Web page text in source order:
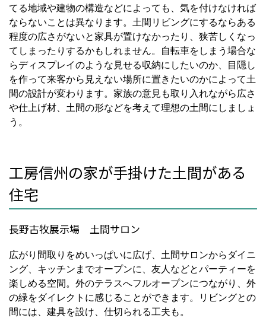
てる地域や建物の構造などによっても、気を付けなければ
ならないことは異なります。土間リビングにするならある
程度の広さがないと家具が置けなかったり、狭苦しくなっ
てしまったりするかもしれません。自転車をしまう場合な
らディスプレイのような見せる収納にしたいのか、目隠し
を作って来客から見えない場所に置きたいのかによって土
間の設計が変わります。家族の意見も取り入れながら広さ
や仕上げ材、土間の形などを考えて理想の土間にしましょ
う。
工房信州の家が手掛けた土間がある
住宅
長野古牧展示場 土間サロン
広がり間取りをめいっぱいに広げ、土間サロンからダイニ
ング、キッチンまでオープンに、友人などとパーティーを
楽しめる空間。外のテラスへフルオープンにつながり、外
の緑をダイレクトに感じることができます。リビングとの
間には、建具を設け、仕切られる工夫も。